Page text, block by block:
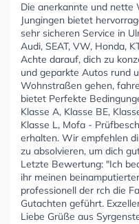
Die anerkannte und nette
Jungingen bietet
sehr sicheren Service in
Audi, SEAT, VW, Honda,
Achte darauf, dich zu
und geparkte Autos rund
Wohnstraßen gehen,
bietet Perfekte
Klasse A, Klasse BE,
Klasse L, Mofa -
erhalten. Wir empfehlen
zu absolvieren, um dich
Letzte Bewertung: "Ich
ihr meinen
professionell der rch die
Gutachten geführt.
Liebe Grüße aus